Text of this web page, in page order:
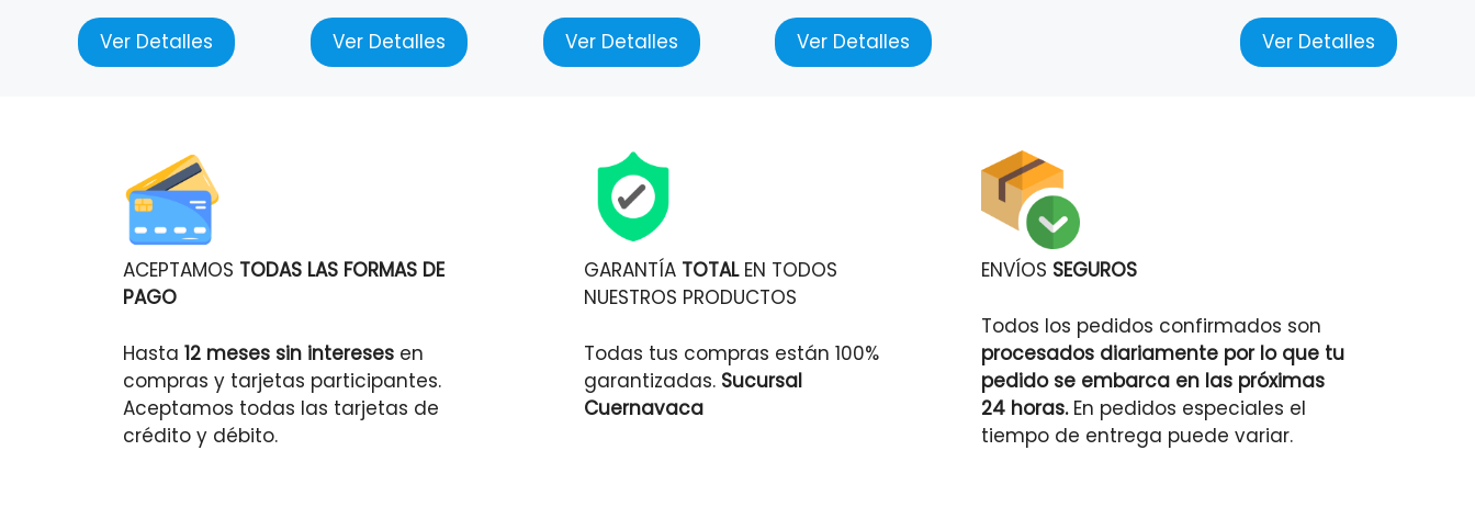
Ver Detalles Ver Detalles Ver Detalles Ver Detalles Ver Detalles
ACEPTAMOS TODAS LAS FORMAS DE
PAGO
Hasta 12 meses sin intereses en
compras y tarjetas participantes.
Aceptamos todas las tarjetas de
crédito y débito.
GARANTÍA TOTALEN TODOS
NUESTROS PRODUCTOS
Todas tus compras están 100%
garantizadas. Sucursal
Cuernavaca
ENVÍOS SEGUROS
Todos los pedidos confirmados son
procesados diariamente por lo que tu
pedido se embarca en las próximas
24 horas.En pedidos especiales el
tiempo de entrega puede variar.